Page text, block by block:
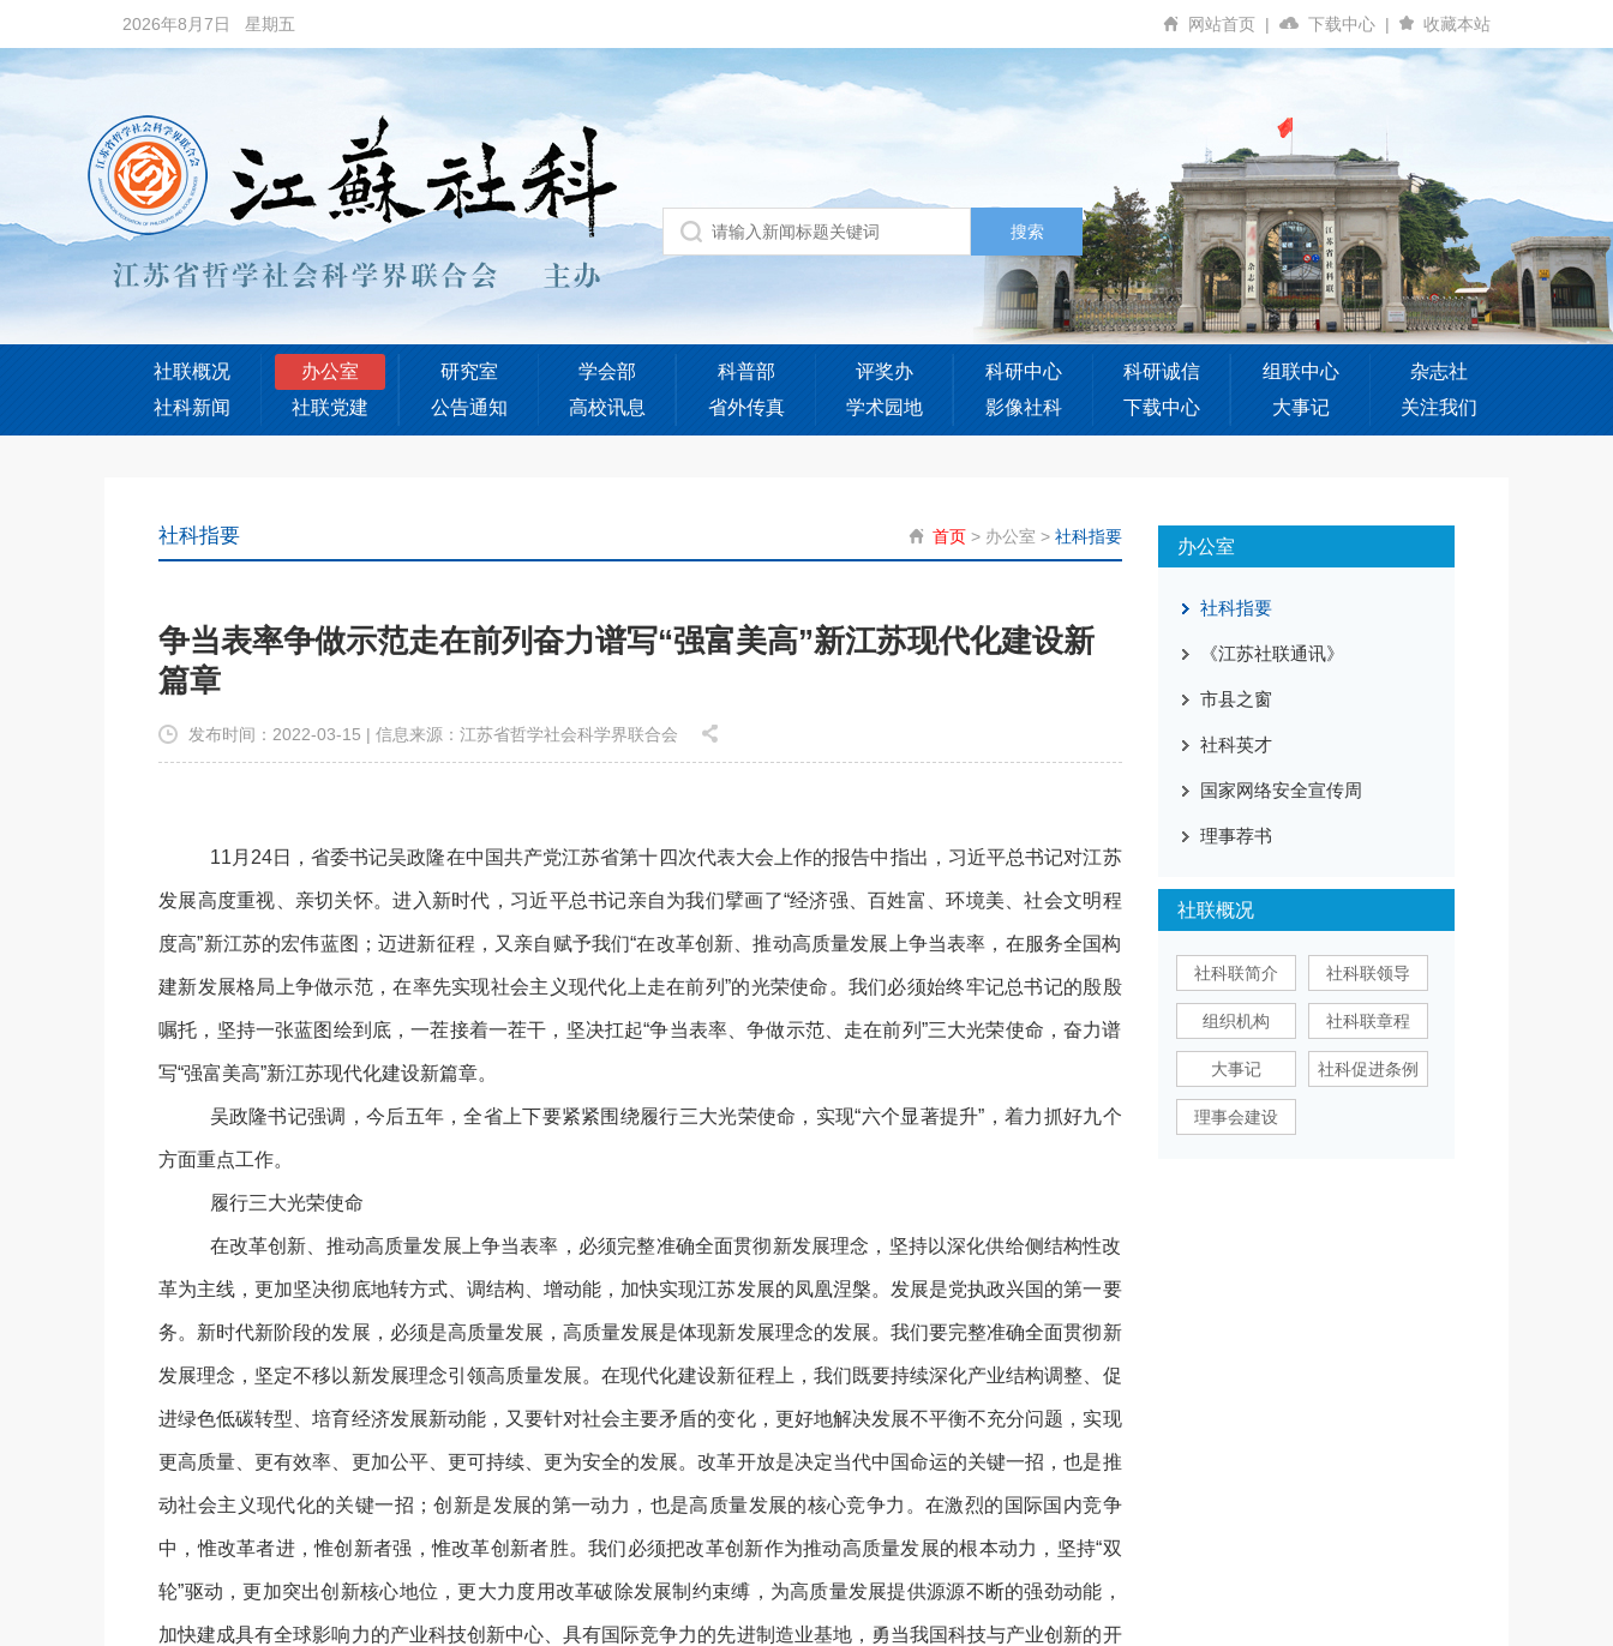
2026年8月7日 星期五 网站首页 | 下载中心 | 收藏本站
社联概况 办公室 研究室 学会部 科普部 评奖办 科研中心 科研诚信 组联中心
杂志社
社科新闻
社联党建 公告通知 高校讯息 省外传真 学术园地 影像社科 下载中心 大事记 关注我们
社科指要 首页> 办公室 > 社科指要
争当表率争做示范走在前列奋力谱写“强富美高”新江苏现代化建设新
篇章
发布时间：2022-03-15 | 信息来源：江苏省哲学社会科学界联合会
11月24日，省委书记吴政隆在中国共产党江苏省第十四次代表大会上作的报告中指出，习近平总书记对江苏
发展高度重视、亲切关怀。进入新时代，习近平总书记亲自为我们擘画了“经济强、百姓富、环境美、社会文明程
度高”新江苏的宏伟蓝图；迈进新征程，又亲自赋予我们“在改革创新、推动高质量发展上争当表率，在服务全国构
建新发展格局上争做示范，在率先实现社会主义现代化上走在前列”的光荣使命。我们必须始终牢记总书记的殷殷
嘱托，坚持一张蓝图绘到底，一茬接着一茬干，坚决扛起“争当表率、争做示范、走在前列”三大光荣使命，奋力谱
写“强富美高”新江苏现代化建设新篇章。
吴政隆书记强调，今后五年，全省上下要紧紧围绕履行三大光荣使命，实现“六个显著提升”，着力抓好九个
方面重点工作。
履行三大光荣使命
在改革创新、推动高质量发展上争当表率，必须完整准确全面贯彻新发展理念，坚持以深化供给侧结构性改
革为主线，更加坚决彻底地转方式、调结构、增动能，加快实现江苏发展的凤凰涅槃。发展是党执政兴国的第一要
务。新时代新阶段的发展，必须是高质量发展，高质量发展是体现新发展理念的发展。我们要完整准确全面贯彻新
发展理念，坚定不移以新发展理念引领高质量发展。在现代化建设新征程上，我们既要持续深化产业结构调整、促
进绿色低碳转型、培育经济发展新动能，又要针对社会主要矛盾的变化，更好地解决发展不平衡不充分问题，实现
更高质量、更有效率、更加公平、更可持续、更为安全的发展。改革开放是决定当代中国命运的关键一招，也是推
动社会主义现代化的关键一招；创新是发展的第一动力，也是高质量发展的核心竞争力。在激烈的国际国内竞争
中，惟改革者进，惟创新者强，惟改革创新者胜。我们必须把改革创新作为推动高质量发展的根本动力，坚持“双
轮”驱动，更加突出创新核心地位，更大力度用改革破除发展制约束缚，为高质量发展提供源源不断的强劲动能，
加快建成具有全球影响力的产业科技创新中心、具有国际竞争力的先进制造业基地，勇当我国科技与产业创新的开
办公室
社科指要
《江苏社联通讯》
市县之窗
社科英才
国家网络安全宣传周
理事荐书
社联概况
社科联简介 社科联领导
组织机构 社科联章程
大事记 社科促进条例
理事会建设